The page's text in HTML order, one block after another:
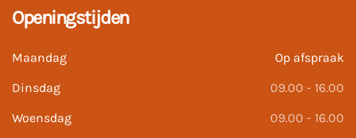
Openingstijden
Maandag
Op afspraak
Dinsdag
09.00 - 16.00
Woensdag
09.00 - 16.00